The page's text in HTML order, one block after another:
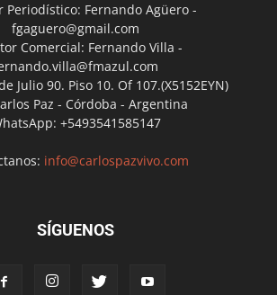
Periodístico: Fernando Agüero -
fgaguero@gmail.com
Comercial: Fernando Villa -
Julio 90. Piso 10. Of 107.(X5152EYN)
Paz - Córdoba - Argentina
+5493541585147
info@carlospazvivo.com
SÍGUENOS